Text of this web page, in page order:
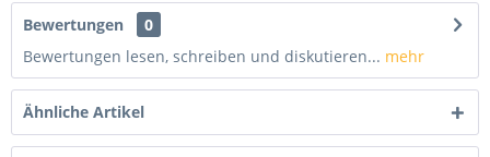
Bewertungen
0
Bewertungen lesen, schreiben und diskutieren... mehr
Ähnliche Artikel